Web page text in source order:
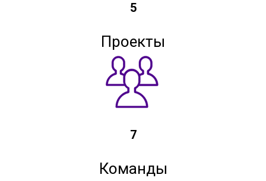
5
Проекты
7
Команды